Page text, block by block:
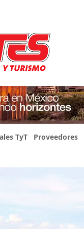
TyT Proveedores